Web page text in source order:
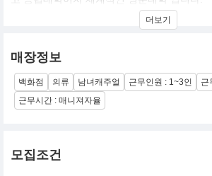
전통과 현대를 아우르는 RENEWED PREPPY
FASHION, SPORTS & LEISURE의
더보기
매장정보
백화점 의류 남녀캐주얼 근무인원 : 1~3인
근
근무시간 : 매니져자율
모집조건